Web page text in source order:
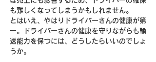
も難しくなってしまうかもしれません。
とはいえ、やはりドライバーさんの健康が第
一。ドライバーさんの健康を守りながらも輸
送能力を保つには、どうしたらいいのでしょ
うか。